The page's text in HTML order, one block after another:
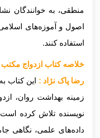
منطقی، به خوانندگان
اصول و آموزه‌های
استفاده کنند.
خلاصه کتاب ازدواج
رضا پاک نژاد : این کتاب
زمینه بهداشت روان،
نویسنده تلاش کرده
داده‌های علمی، نگاهی